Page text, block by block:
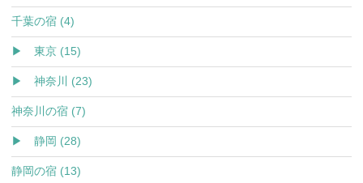
千葉の宿 (4)
▶ 東京 (15)
▶ 神奈川 (23)
神奈川の宿 (7)
▶ 静岡 (28)
静岡の宿 (13)